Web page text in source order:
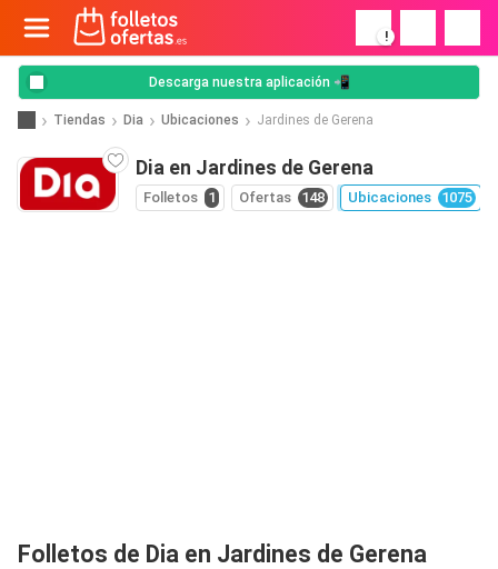
!
Descarga nuestra aplicación 📲
Tiendas Dia Ubicaciones Jardines de Gerena
Dia en Jardines de Gerena
Folletos 1 Ofertas 148 Ubicaciones 1075
Folletos de Dia en Jardines de Gerena